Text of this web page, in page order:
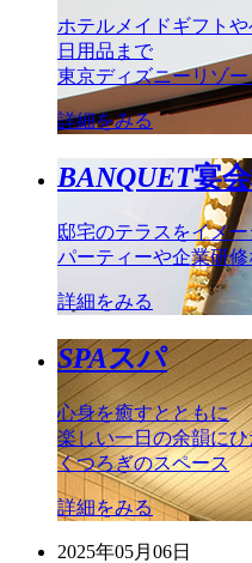
ホテルメイドギフト
日用品まで
東京ディズニーリゾ
詳細をみる
BANQUET宴
邸宅のテラスをイメ
パーティーや企業研修
詳細をみる
SPAスパ
心身を癒すとともに
楽しい一日の余韻に
くつろぎのスペース
詳細をみる
2025年05月06日